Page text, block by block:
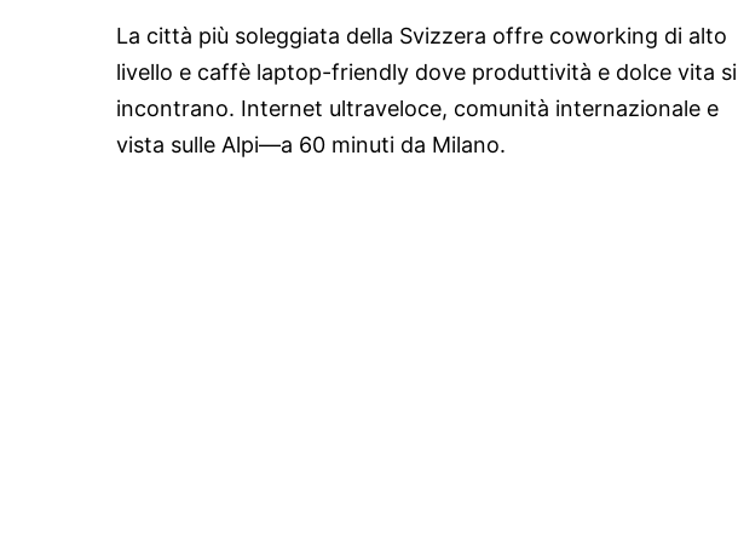
La città più soleggiata della Svizzera offre coworking di alto
livello e caffè laptop-friendly dove produttività e dolce vita si
incontrano. Internet ultraveloce, comunità internazionale e
vista sulle Alpi—a 60 minuti da Milano.